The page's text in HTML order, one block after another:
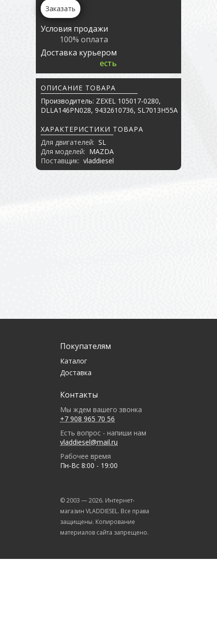
Заказать
Условия продажи
100% оплата
Доставка курьером
есть
ОПИСАНИЕ ТОВАРА
Производитель: ZEXEL 105017-0280,
DLLA146PN028, 9432610736, SL7013H55A
ХАРАКТЕРИСТИКИ ТОВАРА
Для двигателей: SL
Для моделей: MAZDA
Поставщик: vladdiesel
Покупателям
Каталог
Доставка
Контакты
Мы ждем вашего звонка
+7 908 965 70 56
Есть вопрос - напиши нам
vladdiesel@mail.ru
Рабочее время
Пн-Вс 8:00 - 19:00
© 2003 —2026. Интернет-
магазин VLADDIESEL. Все права
защищены. Копирование
материалов сайта запрещено.